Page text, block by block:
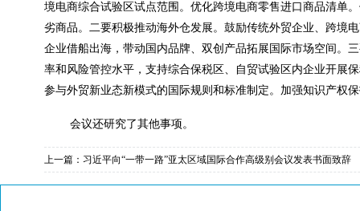
境电商综合试验区试点范围。优化跨境电商零售进口商品清单
劣商品。二要积极推动海外仓发展。鼓励传统外贸企业、跨境
企业借船出海，带动国内品牌、双创产品拓展国际市场空间。
率和风险管控水平，支持综合保税区、自贸试验区内企业开展
参与外贸新业态新模式的国际规则和标准制定。加强知识产权
会议还研究了其他事项。
上一篇： 习近平向“一带一路”亚太区域国际合作高级别会议发表书面致辞